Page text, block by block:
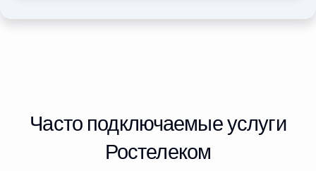
Часто подключаемые услуги
Ростелеком